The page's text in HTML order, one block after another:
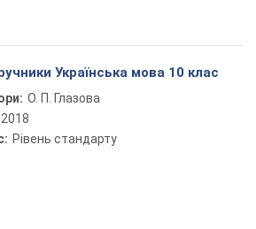
Українська мова 10 клас
О. П. Глазова
2018
Рівень стандарту